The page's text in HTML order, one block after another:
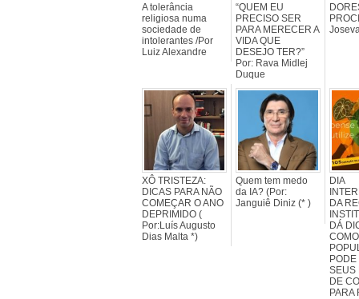
A tolerância
religiosa numa
sociedade de
intolerantes /Por
Luiz Alexandre
“QUEM EU
PRECISO SER
PARA MERECER A
VIDA QUE
DESEJO TER?”
Por: Rava Midlej
Duque
XÔ TRISTEZA:
DICAS PARA NÃO
COMEÇAR O ANO
DEPRIMIDO (
Por:Luís Augusto
Dias Malta *)
Quem tem medo
da IA? (Por:
Janguiê Diniz (* )
DIA
DA
DÁ
SEUS
DE
PARA